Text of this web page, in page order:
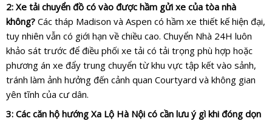
2: Xe tải chuyển đồ có vào được hầm gửi xe của tòa nhà
không? Các tháp Madison và Aspen có hầm xe thiết kế hiện đại,
tuy nhiên vẫn có giới hạn về chiều cao. Chuyển Nhà 24H luôn
khảo sát trước để điều phối xe tải có tải trọng phù hợp hoặc
phương án xe đẩy trung chuyển từ khu vực tập kết vào sảnh,
tránh làm ảnh hưởng đến cảnh quan Courtyard và không gian
yên tĩnh của cư dân.
3: Các căn hộ hướng Xa Lộ Hà Nội có cần lưu ý gì khi đóng dọn